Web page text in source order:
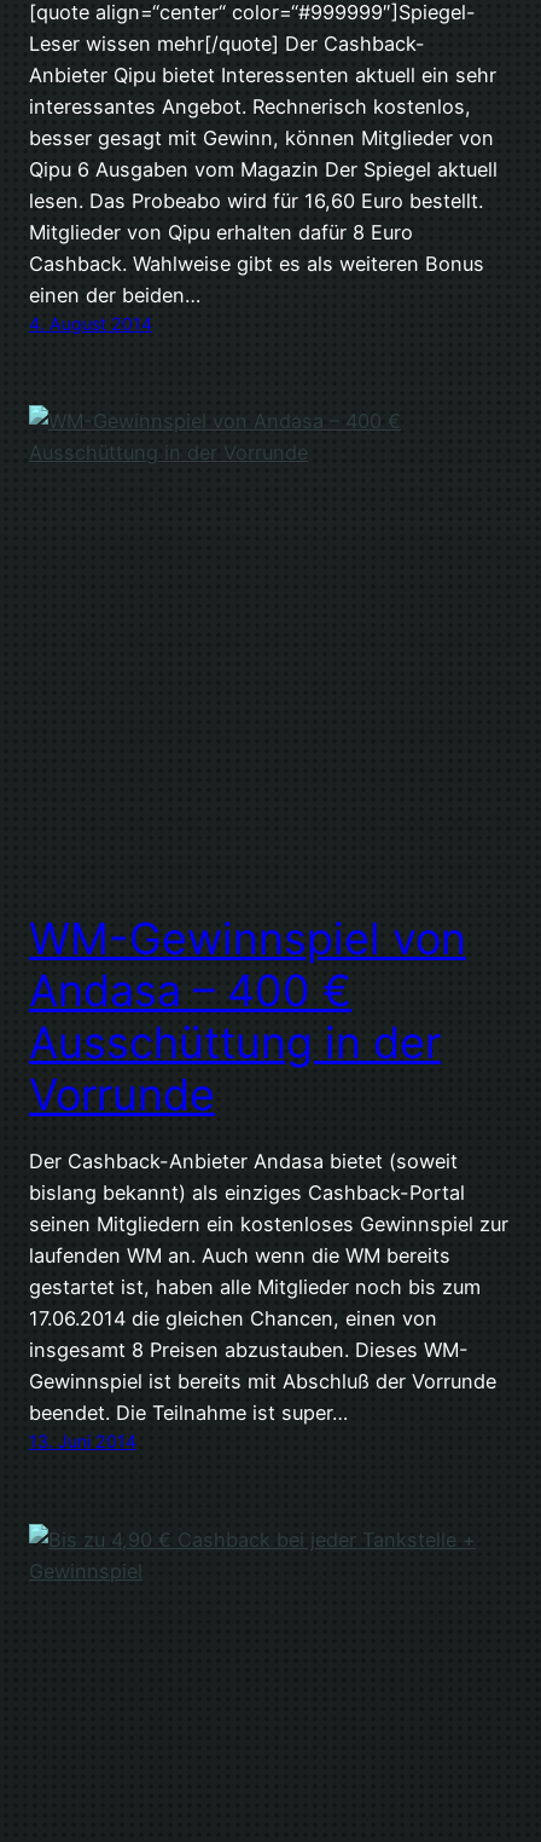
[quote align=“center“ color=“#999999″]Spiegel-
Leser wissen mehr[/quote] Der Cashback-
Anbieter Qipu bietet Interessenten aktuell ein sehr
interessantes Angebot. Rechnerisch kostenlos,
besser gesagt mit Gewinn, können Mitglieder von
Qipu 6 Ausgaben vom Magazin Der Spiegel aktuell
lesen. Das Probeabo wird für 16,60 Euro bestellt.
Mitglieder von Qipu erhalten dafür 8 Euro
Cashback. Wahlweise gibt es als weiteren Bonus
einen der beiden…
4. August 2014
WM-Gewinnspiel von
Andasa – 400 €
Ausschüttung in der
Vorrunde
Der Cashback-Anbieter Andasa bietet (soweit
bislang bekannt) als einziges Cashback-Portal
seinen Mitgliedern ein kostenloses Gewinnspiel zur
laufenden WM an. Auch wenn die WM bereits
gestartet ist, haben alle Mitglieder noch bis zum
17.06.2014 die gleichen Chancen, einen von
insgesamt 8 Preisen abzustauben. Dieses WM-
Gewinnspiel ist bereits mit Abschluß der Vorrunde
beendet. Die Teilnahme ist super…
13. Juni 2014